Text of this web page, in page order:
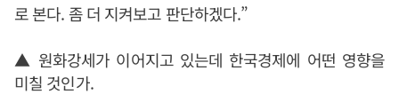
로 본다. 좀 더 지켜보고 판단하겠다.”
▲ 원화강세가 이어지고 있는데 한국경제에 어떤 영향을
미칠 것인가.